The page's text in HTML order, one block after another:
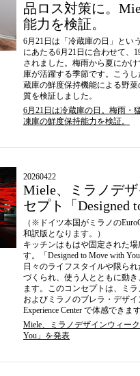
品ロス対策に。
能⼒を検証。
6⽉21⽇は「冷蔵庫の⽇」とい
にあたる6⽉21⽇に合わせて、
されました。梅⾬から夏にか
庫が活躍する季節です。こう
蔵庫の鮮度保持機能による野
質を検証しました。
6⽉21⽇は冷蔵庫の⽇。梅⾬・
凍庫の鮮度保持能⼒を検証。
20260422
Miele、ミラノデ
セプト「Designed
（※ドイツ本国がミラノの
和訳版となります。）
キッチンはもはや固定された
す。「Designed to Move with
日々のライフスタイルや限ら
づくられ、使う人とともに動
ます。このコンセプトは、ミ
およびミラノのブレラ・デザ
Experience Center で体感できま
Miele、ミラノデザインウィー
You」を発表